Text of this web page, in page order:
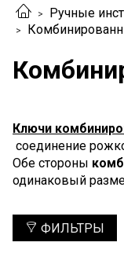
Ручные
Ключи
соединение
Обе стороны
одинаковый
ФИЛЬТРЫ